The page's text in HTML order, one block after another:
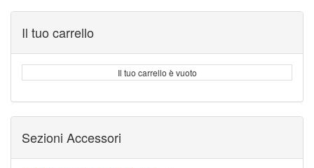
Il tuo carrello
Il tuo carrello è vuoto
Sezioni Accessori